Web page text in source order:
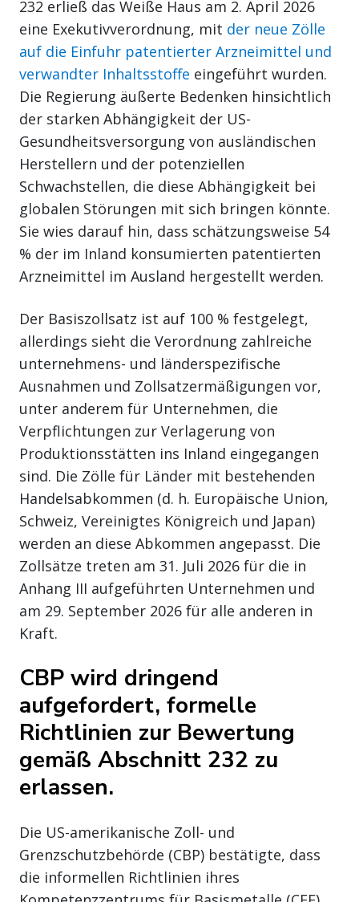
232 erließ das Weiße Haus am 2. April 2026
eine Exekutivverordnung, mit der neue Zölle
auf die Einfuhr patentierter Arzneimittel und
verwandter Inhaltsstoffe eingeführt wurden.
Die Regierung äußerte Bedenken hinsichtlich
der starken Abhängigkeit der US-
Gesundheitsversorgung von ausländischen
Herstellern und der potenziellen
Schwachstellen, die diese Abhängigkeit bei
globalen Störungen mit sich bringen könnte.
Sie wies darauf hin, dass schätzungsweise 54
% der im Inland konsumierten patentierten
Arzneimittel im Ausland hergestellt werden.
Der Basiszollsatz ist auf 100 % festgelegt,
allerdings sieht die Verordnung zahlreiche
unternehmens- und länderspezifische
Ausnahmen und Zollsatzermäßigungen vor,
unter anderem für Unternehmen, die
Verpflichtungen zur Verlagerung von
Produktionsstätten ins Inland eingegangen
sind. Die Zölle für Länder mit bestehenden
Handelsabkommen (d. h. Europäische Union,
Schweiz, Vereinigtes Königreich und Japan)
werden an diese Abkommen angepasst. Die
Zollsätze treten am 31. Juli 2026 für die in
Anhang III aufgeführten Unternehmen und
am 29. September 2026 für alle anderen in
Kraft.
CBP wird dringend
aufgefordert, formelle
Richtlinien zur Bewertung
gemäß Abschnitt 232 zu
erlassen.
Die US-amerikanische Zoll- und
Grenzschutzbehörde (CBP) bestätigte, dass
die informellen Richtlinien ihres